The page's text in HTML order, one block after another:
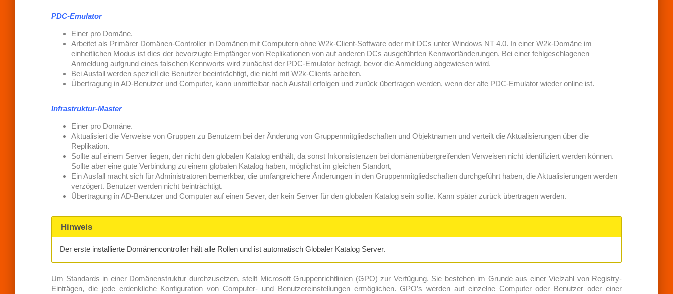
PDC-Emulator
Einer pro Domäne.
Arbeitet als Primärer Domänen-Controller in Domänen mit Computern ohne W2k-Client-Software oder mit DCs unter Windows NT 4.0. In einer W2k-Domäne im
einheitlichen Modus ist dies der bevorzugte Empfänger von Replikationen von auf anderen DCs ausgeführten Kennwortänderungen. Bei einer fehlgeschlagenen
Anmeldung aufgrund eines falschen Kennworts wird zunächst der PDC-Emulator befragt, bevor die Anmeldung abgewiesen wird.
Bei Ausfall werden speziell die Benutzer beeinträchtigt, die nicht mit W2k-Clients arbeiten.
Übertragung in AD-Benutzer und Computer, kann unmittelbar nach Ausfall erfolgen und zurück übertragen werden, wenn der alte PDC-Emulator wieder online ist.
Infrastruktur-Master
Einer pro Domäne.
Aktualisiert die Verweise von Gruppen zu Benutzern bei der Änderung von Gruppenmitgliedschaften und Objektnamen und verteilt die Aktualisierungen über die
Replikation.
Sollte auf einem Server liegen, der nicht den globalen Katalog enthält, da sonst Inkonsistenzen bei domänenübergreifenden Verweisen nicht identifiziert werden können.
Sollte aber eine gute Verbindung zu einem globalen Katalog haben, möglichst im gleichen Standort,
Ein Ausfall macht sich für Administratoren bemerkbar, die umfangreichere Änderungen in den Gruppenmitgliedschaften durchgeführt haben, die Aktualisierungen werden
verzögert. Benutzer werden nicht beinträchtigt.
Übertragung in AD-Benutzer und Computer auf einen Sever, der kein Server für den globalen Katalog sein sollte. Kann später zurück übertragen werden.
Hinweis
Der erste installierte Domänencontroller hält alle Rollen und ist automatisch Globaler Katalog Server.
Um Standards in einer Domänenstruktur durchzusetzen, stellt Microsoft Gruppenrichtlinien (GPO) zur Verfügung. Sie bestehen im Grunde aus einer Vielzahl von Registry-
Einträgen, die jede erdenkliche Konfiguration von Computer- und Benutzereinstellungen ermöglichen. GPO’s werden auf einzelne Computer oder Benutzer oder einer